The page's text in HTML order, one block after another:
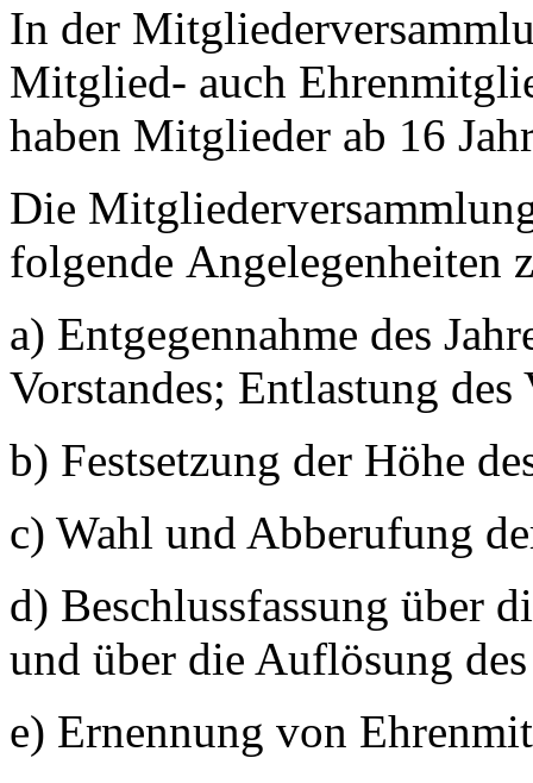
In der
Mitglied- auch
haben Mitglieder ab 16
Die
folgende Angelegenheiten
a) Entgegennahme des
Vorstandes; Entlastung des
b) Festsetzung der Höhe
c) Wahl und Abberufung
d) Beschlussfassung über
und über die Auflösung
e) Ernennung von